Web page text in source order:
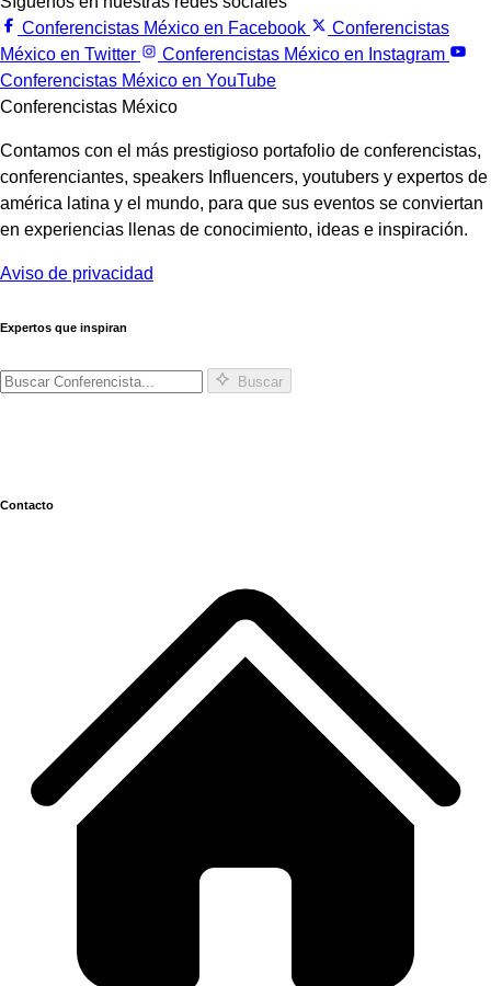
Conferencistas México en Facebook
Conferencistas
México en Twitter
Conferencistas México en Instagram
Conferencistas México en YouTube
Conferencistas México
Contamos con el más prestigioso portafolio de conferencistas,
conferenciantes, speakers Influencers, youtubers y expertos de
américa latina y el mundo, para que sus eventos se conviertan
en experiencias llenas de conocimiento, ideas e inspiración.
Aviso de privacidad
Expertos que inspiran
Buscar
Contacto